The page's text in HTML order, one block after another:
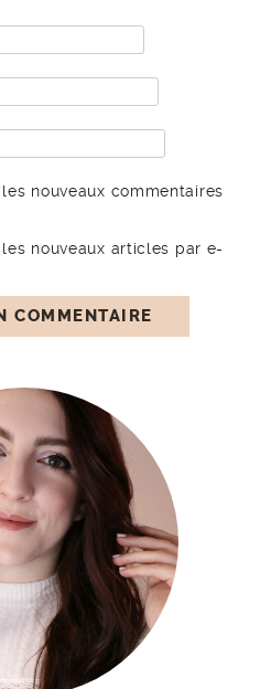
nouveaux commentaires
nouveaux articles par e-